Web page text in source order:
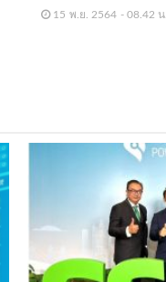
15 พ.ย. 2564 - 08.42 น.